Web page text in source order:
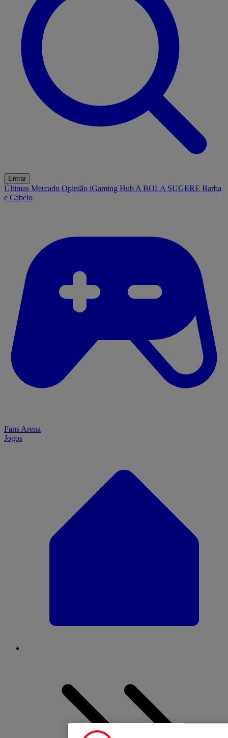
Entrar
Últimas Mercado Opinião iGaming Hub A BOLA SUGERE Barba
e Cabelo
Fans Arena
Jogos